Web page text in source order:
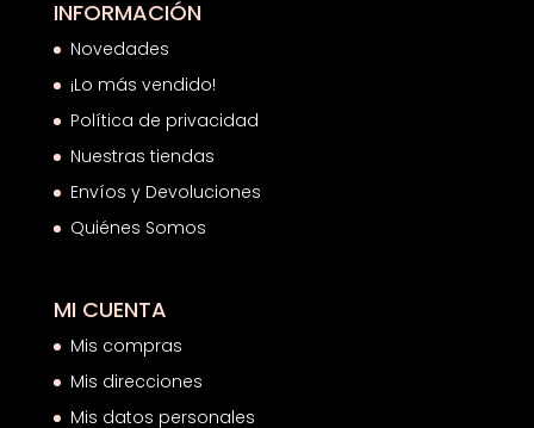
INFORMACIÓN
Novedades
¡Lo más vendido!
Política de privacidad
Nuestras tiendas
Envíos y Devoluciones
Quiénes Somos
MI CUENTA
Mis compras
Mis direcciones
Mis datos personales